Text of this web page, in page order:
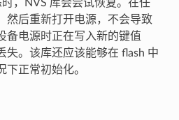
，NVS 库会尝试恢复。在任
然后重新打开电源，不会导致
备电源时正在写入新的键值
失。该库还应该能够在 flash 中
下正常初始化。